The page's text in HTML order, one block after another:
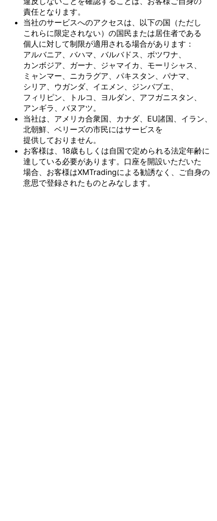
責任と なります。
当社のサービスへのアクセスは、 以下の国 （ただし
これらに限定されない）の国民または居住者である
個人に対して制限が適用される場合があります：
アルバニア、 バハマ、 バルバドス、 ボツワナ、
カンボジア、 ガーナ、 ジャマイカ、 モーリシャス、
ミャンマー、 ニカラグア、 パキスタン、 パナマ、
シリア、 ウガンダ、 イエメン、 ジンバブエ、
フィリピン、
トルコ、 ヨルダン、 アフガニスタン、
アンギラ、 バヌアツ。
当社は、 アメリカ合衆国、 カナダ、 EU諸国、 イラン、
北朝鮮、 ベリーズの市民にはサービスを
提供しておりません。
お客様は、 18歳も しくは自国で定められる法定年齢に
達している必要があります。 口座を開設いただいた
場合、 お客様はXMTradingによる勧誘なく、 ご自身の
意思で登録された ものとみなします。